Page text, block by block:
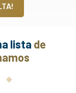
lista de